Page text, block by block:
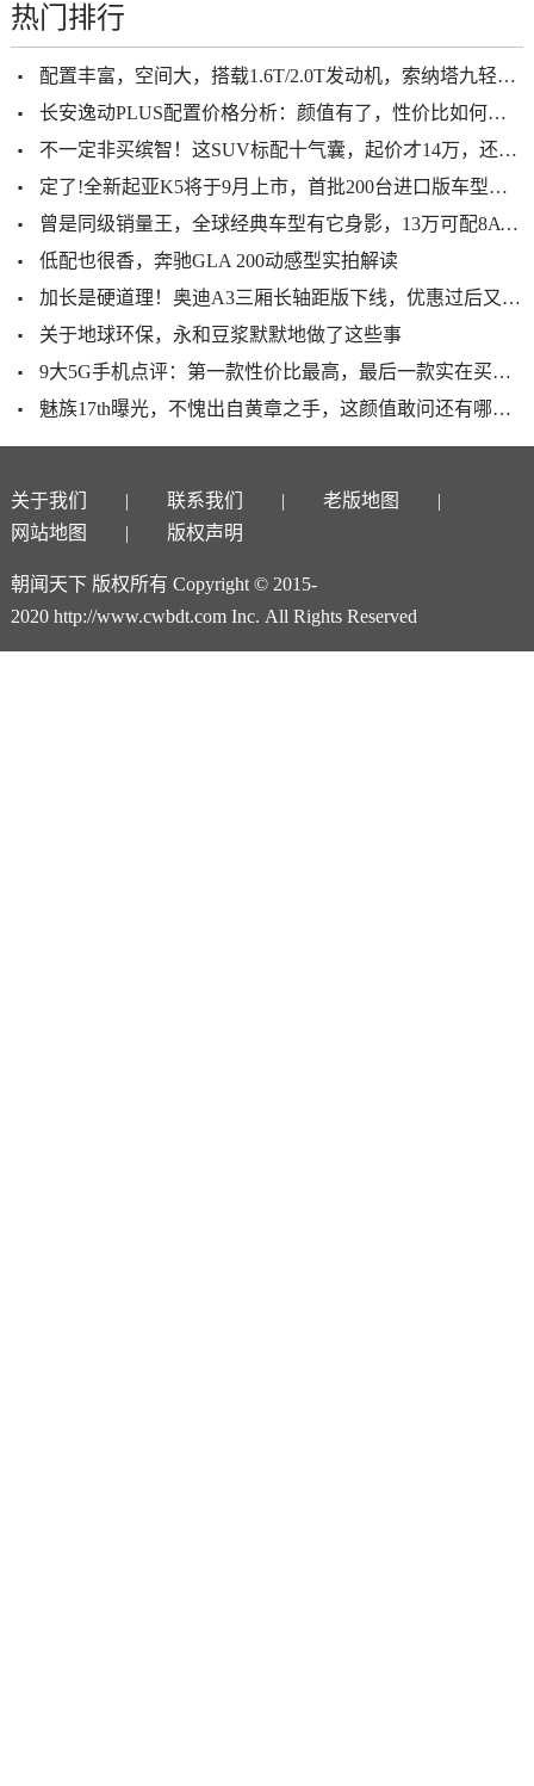
热门排行
配置丰富，空间大，搭载1.6T/2.0T发动机，索纳塔九轻度测评
长安逸动PLUS配置价格分析：颜值有了，性价比如何呢？
不一定非买缤智！这SUV标配十气囊，起价才14万，还是丰田出品
定了!全新起亚K5将于9月上市，首批200台进口版车型将到店展示
曾是同级销量王，全球经典车型有它身影，13万可配8AT，却卖不动
低配也很香，奔驰GLA 200动感型实拍解读
加长是硬道理！奥迪A3三厢长轴距版下线，优惠过后又是爆款预定？
关于地球环保，永和豆浆默默地做了这些事
9大5G手机点评：第一款性价比最高，最后一款实在买不起！
魅族17th曝光，不愧出自黄章之手，这颜值敢问还有哪家做得到？
关于我们 联系我们
老版地图
网站地图
版权声明
朝闻天下 版权所有 Copyright © 2015-
2020 http://www.cwbdt.com Inc. All Rights Reserved